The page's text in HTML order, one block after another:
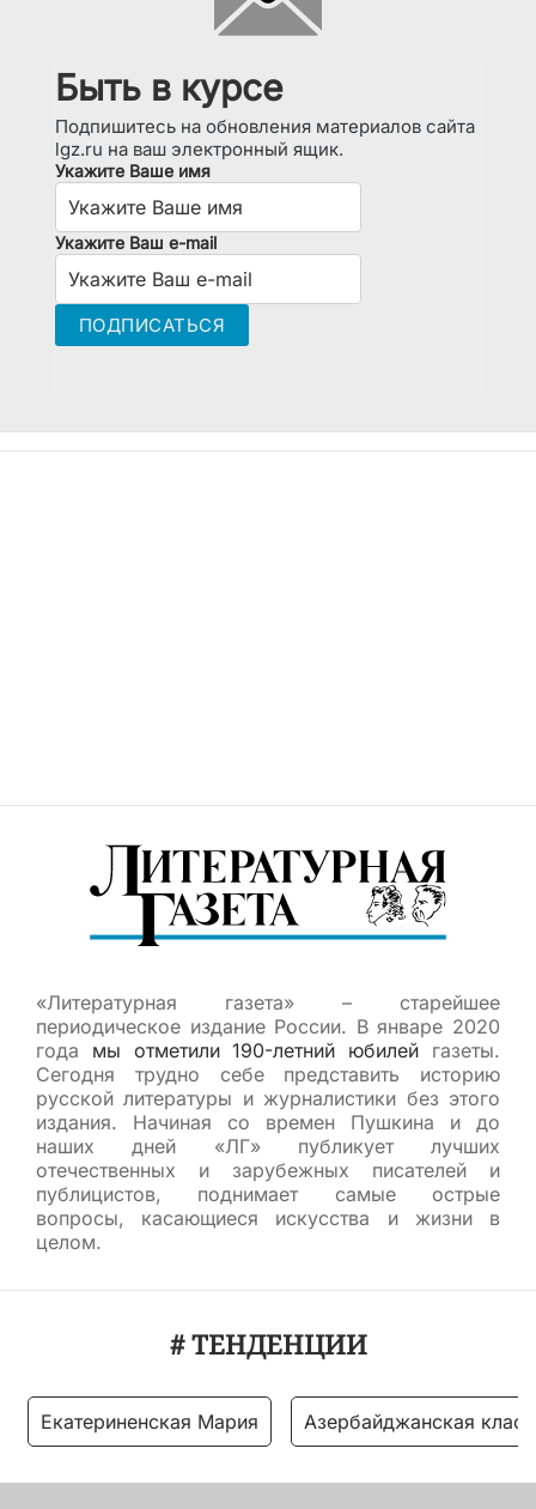
Быть в курсе
Подпишитесь на обновления материалов сайта
lgz.ru на ваш электронный ящик.
Укажите Ваше имя
Укажите Ваш e-mail
«Литературная газета» – старейшее
периодическое издание России. В январе 2020
года мы отметили 190-летний юбилей газеты.
Сегодня трудно себе представить историю
русской литературы и журналистики без этого
издания. Начиная со времен Пушкина и до
наших дней «ЛГ» публикует лучших
отечественных и зарубежных писателей и
публицистов, поднимает самые острые
вопросы, касающиеся искусства и жизни в
целом.
# ТЕНДЕНЦИИ
Екатериненская Мария Азербайджанская